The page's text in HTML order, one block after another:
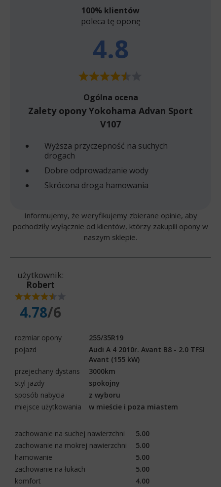
100% klientów
poleca tę oponę
4.8
Ogólna ocena
Zalety opony Yokohama Advan Sport
V107
Wyższa przyczepność na suchych
drogach
Dobre odprowadzanie wody
Skrócona droga hamowania
Informujemy, że weryfikujemy zbierane opinie, aby
pochodziły wyłącznie od klientów, którzy zakupili opony w
naszym sklepie.
użytkownik:
Robert
4.78/6
rozmiar opony
255/35R19
pojazd
Audi A 4 2010r. Avant B8 - 2.0 TFSI
Avant (155 kW)
przejechany dystans
3000km
styl jazdy
spokojny
sposób nabycia
z wyboru
miejsce użytkowania
w mieście i poza miastem
zachowanie na suchej nawierzchni
5.00
zachowanie na mokrej nawierzchni
5.00
hamowanie
5.00
zachowanie na łukach
5.00
komfort
4.00